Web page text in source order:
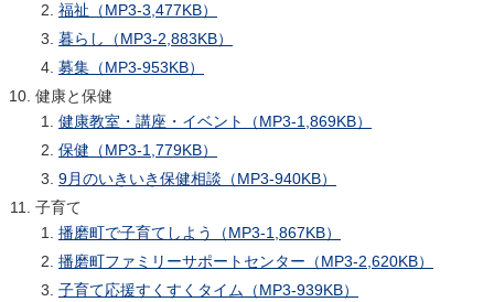
福祉（MP3-3,477KB）
暮らし（MP3-2,883KB）
募集（MP3-953KB）
健康と保健
健康教室・講座・イベント（MP3-1,869KB）
保健（MP3-1,779KB）
9月のいきいき保健相談（MP3-940KB）
子育て
播磨町で子育てしよう（MP3-1,867KB）
播磨町ファミリーサポートセンター（MP3-2,620KB）
子育て応援すくすくタイム（MP3-939KB）